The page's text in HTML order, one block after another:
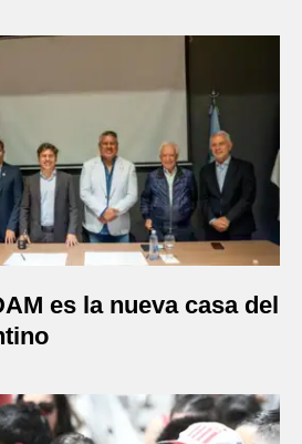
es la nueva casa del